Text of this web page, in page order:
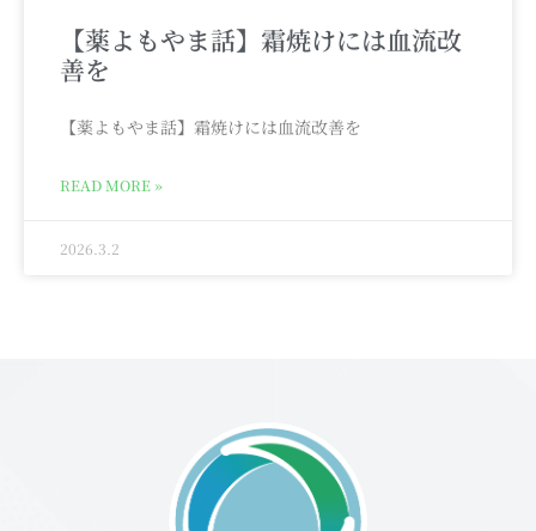
【薬よもやま話】霜焼けには血流改
善を
【薬よもやま話】霜焼けには血流改善を
READ MORE »
2026.3.2